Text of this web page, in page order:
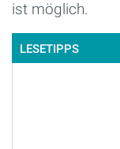
ist möglich.
LESETIPPS